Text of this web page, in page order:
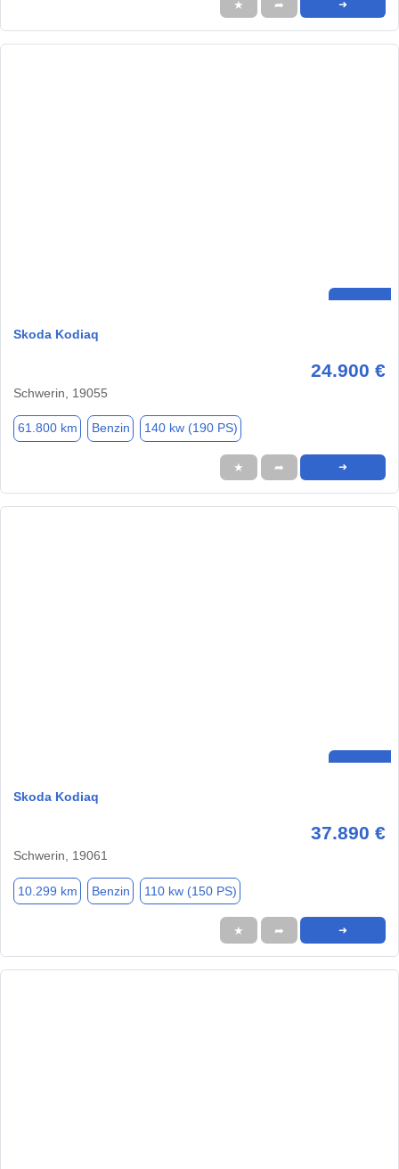
★ ➦ ➜
Skoda Kodiaq
24.900 €
Schwerin, 19055
61.800 km Benzin 140 kw (190 PS)
★ ➦ ➜
Skoda Kodiaq
37.890 €
Schwerin, 19061
10.299 km Benzin 110 kw (150 PS)
★ ➦ ➜